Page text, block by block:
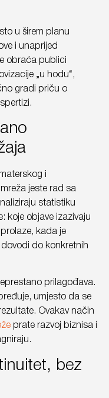
u širem planu
i unaprijed
obraća publici
„u hodu“,
gradi priču o
i
jeste rad sa
statistiku
koje objave izazivaju
kada je
do konkretnih
prilagođava.
umjesto da se
Ovakav način
prate razvoj biznisa i
bez